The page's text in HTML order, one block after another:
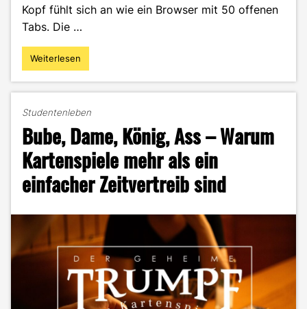
Kopf fühlt sich an wie ein Browser mit 50 offenen
Tabs. Die …
"Gipfelglück
statt
eine
Radtour
im
Hochgebirge
deine
mentale
stärkt"
Weiterlesen
Studentenleben
Bube, Dame, König, Ass – Warum
Kartenspiele mehr als ein
einfacher Zeitvertreib sind